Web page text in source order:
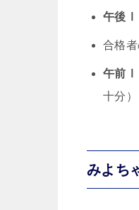
午後Ⅰ
合格
午前Ⅰ
十分）
みよち